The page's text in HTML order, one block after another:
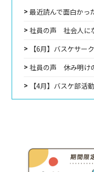
最近読んで面白かっ
社員の声 社会人に
【6月】バスケサ
社員の声 休み明け
【4月】バスケ部活